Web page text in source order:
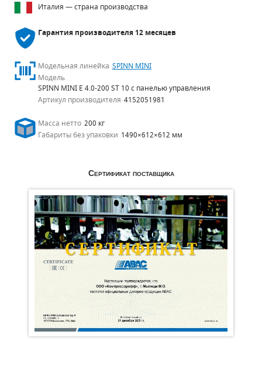
Италия — страна производства
Гарантия производителя12 месяцев
Модельная линейка SPINN MINI
Модель
SPINN MINI E 4.0-200 ST 10 с панелью управления
Артикул производителя 4152051981
Масса нетто 200 кг
Габариты без упаковки 1490×612×612 мм
Сертификат поставщика